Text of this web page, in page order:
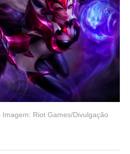
Riot Games/Divulgação